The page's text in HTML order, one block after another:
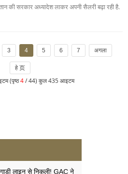
की सरकार अध्यादेश लाकर अपनी सैलरी बढ़ा रही है.
3 4 5 6 7 अगला
हे 页
(पृष्ठ4/ 44) कुल 435 आइटम
लाइन से निकली! GAC ने